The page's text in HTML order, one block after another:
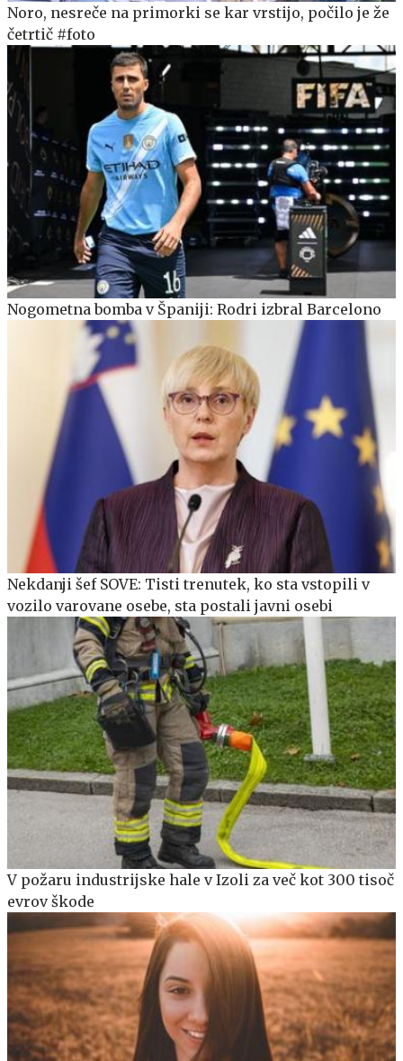
Noro, nesreče na primorki se kar vrstijo, počilo je že
četrtič #foto
Nogometna bomba v Španiji: Rodri izbral Barcelono
Nekdanji šef SOVE: Tisti trenutek, ko sta vstopili v
vozilo varovane osebe, sta postali javni osebi
V požaru industrijske hale v Izoli za več kot 300 tisoč
evrov škode